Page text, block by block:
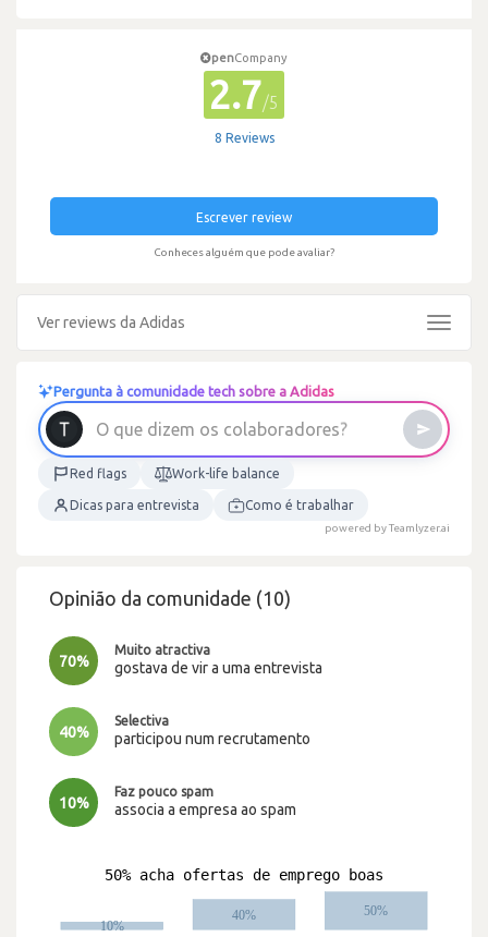
penCompany
2.7/5
8 Reviews
Escrever review
Conheces alguém que pode avaliar?
Ver reviews da Adidas
Toggle
Pergunta à comunidade tech sobre a Adidas
O que d izem os colabo
Red flags Work-life balance
Dicas para entrevista Como é trabalhar
powered by Teamlyzer.ai
Opinião da comunidade (10)
70%
Muito atractiva
gostava de vir a uma entrevista
40%
Selectiva
participou num recrutamento
10%
Faz pouco spam
associa a empresa ao spam